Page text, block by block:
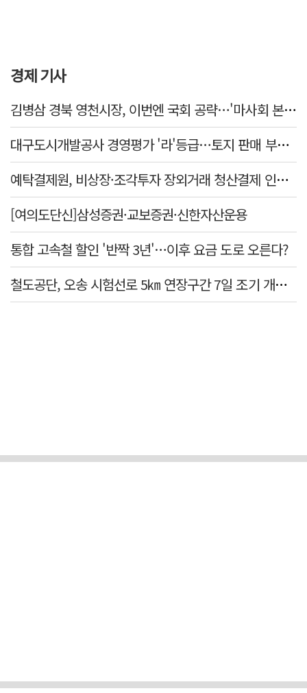
경제 기사
김병삼 경북 영천시장, 이번엔 국회 공략…'마사회 본사 이전·광역교통망 확충' 요청
대구도시개발공사 경영평가 '라'등급…토지 판매 부진에 1년 만에 두 단계 '뚝'
예탁결제원, 비상장·조각투자 장외거래 청산결제 인프라 구축 착수…연내 가동
[여의도단신]삼성증권·교보증권·신한자산운용
통합 고속철 할인 '반짝 3년'…이후 요금 도로 오른다?
철도공단, 오송 시험선로 5㎞ 연장구간 7일 조기 개통…LA 메트로 사업 지원